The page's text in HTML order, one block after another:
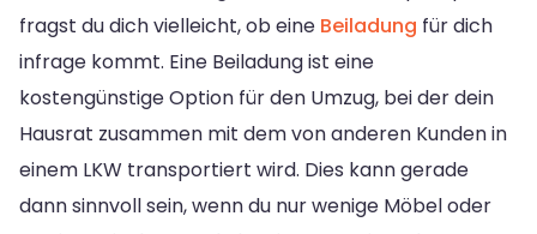
fragst du dich vielleicht, ob eine Beiladung für dich
infrage kommt. Eine Beiladung ist eine
kostengünstige Option für den Umzug, bei der dein
Hausrat zusammen mit dem von anderen Kunden in
einem LKW transportiert wird. Dies kann gerade
dann sinnvoll sein, wenn du nur wenige Möbel oder